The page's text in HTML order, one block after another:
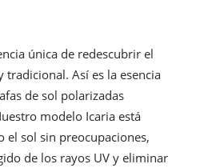
única de redescubrir el
Así es la esencia
de sol polarizadas
modelo Icaria está
el sol sin preocupaciones,
de los rayos UV y eliminar